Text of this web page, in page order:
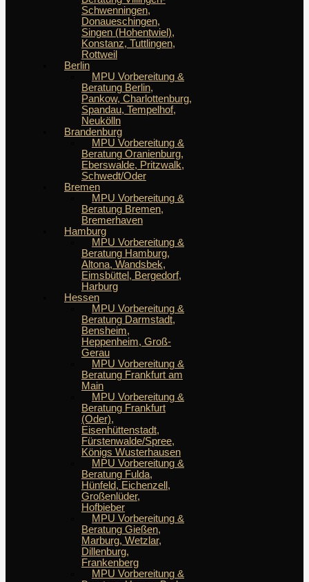
Schwenningen,
Donaueschingen,
Singen (Hohentwiel),
Konstanz, Tuttlingen,
Rottweil
Berlin
MPU Vorbereitung &
Beratung Berlin,
Pankow, Charlottenburg,
Spandau, Tempelhof,
Neukölln
Brandenburg
MPU Vorbereitung &
Beratung Oranienburg,
Eberswalde, Pritzwalk,
Schwedt/Oder
Bremen
MPU Vorbereitung &
Beratung Bremen,
Bremerhaven
Hamburg
MPU Vorbereitung &
Beratung Hamburg,
Altona, Wandsbek,
Eimsbüttel, Bergedorf,
Harburg
Hessen
MPU Vorbereitung &
Beratung Darmstadt,
Bensheim,
Heppenheim, Groß-
Gerau
MPU Vorbereitung &
Beratung Frankfurt am
Main
MPU Vorbereitung &
Beratung Frankfurt
(Oder),
Eisenhüttenstadt,
Fürstenwalde/Spree,
Königs Wusterhausen
MPU Vorbereitung &
Beratung Fulda,
Hünfeld, Eichenzell,
Großenlüder,
Hofbieber
MPU Vorbereitung &
Beratung Gießen,
Marburg, Wetzlar,
Dillenburg,
Frankenberg
MPU Vorbereitung &